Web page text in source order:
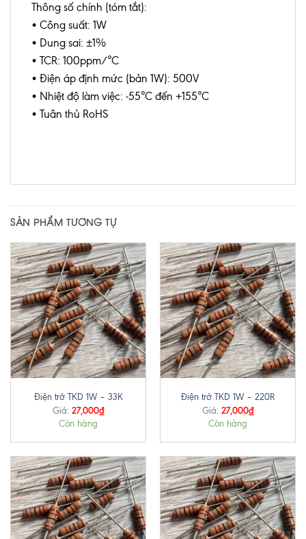
Thông số chính (tóm tắt):
• Công suất: 1W
• Dung sai: ±1%
• TCR: 100ppm/°C
• Điện áp định mức (bản 1W): 500V
• Nhiệt độ làm việc: -55°C đến +155°C
• Tuân thủ RoHS
SẢN PHẨM TƯƠNG TỰ
Điện trở TKD 1W – 33K
Giá: 27,000₫
Còn hàng
Điện trở TKD 1W – 220R
Giá: 27,000₫
Còn hàng